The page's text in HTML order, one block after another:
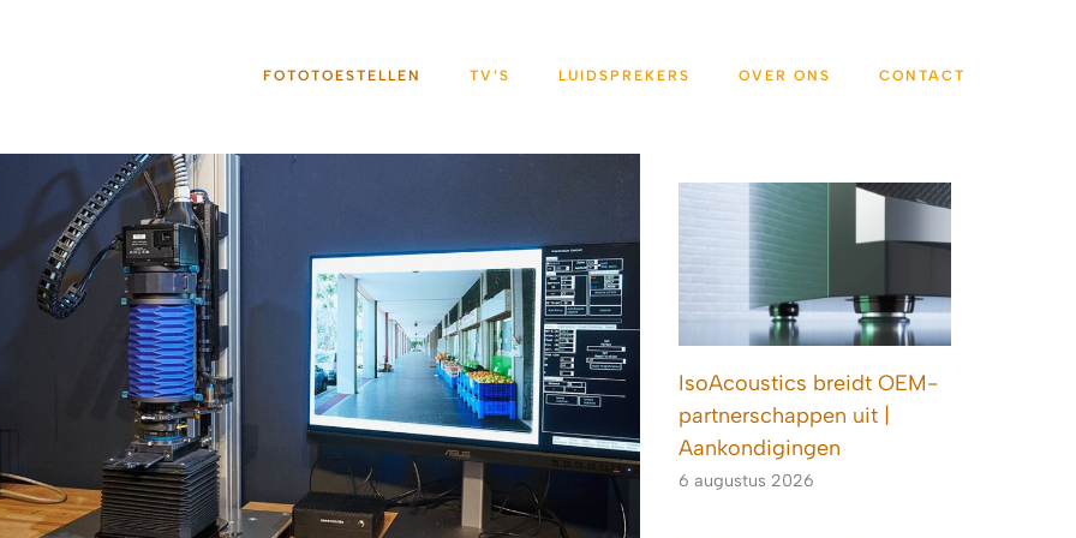
FOTOTOESTELLEN TV’S LUIDSPREKERS OVER ONS CONTACT
IsoAcoustics breidt OEM-
partnerschappen uit |
Aankondigingen
6 augustus 2026